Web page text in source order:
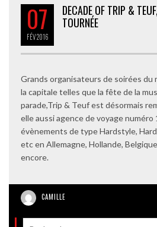
07
FÉV2016
DECADE OF TRIP &
TOURNÉE
Grands organisateurs de soirées
la capitale telles que la fête de la
parade,Trip & Teuf est désormais
elle aussi agence de voyage numéro
évènements de type Hardstyle,
etc en Allemagne, Hollande,
encore.
CAMILLE